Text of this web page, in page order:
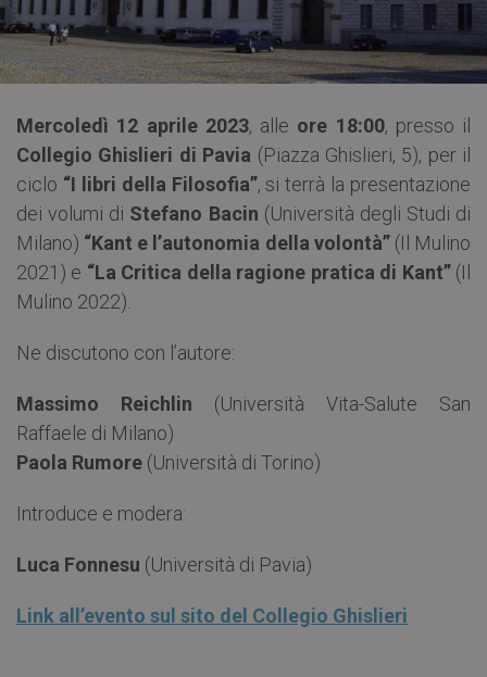
Mercoledì 12 aprile 2023, alle ore 18:00, presso il
Collegio Ghislieri di Pavia (Piazza Ghislieri, 5), per il
ciclo “I libri della Filosofia”, si terrà la presentazione
dei volumi di Stefano Bacin (Università degli Studi di
Milano) “Kant e l’autonomia della volontà”(Il Mulino
2021) e “La Critica della ragione pratica di Kant”(Il
Mulino 2022).
Ne discutono con l’autore:
Massimo Reichlin (Università Vita-Salute San
Raffaele di Milano)
Paola Rumore (Università di Torino)
Introduce e modera:
Luca Fonnesu (Università di Pavia)
Link all’evento sul sito del Collegio Ghislieri